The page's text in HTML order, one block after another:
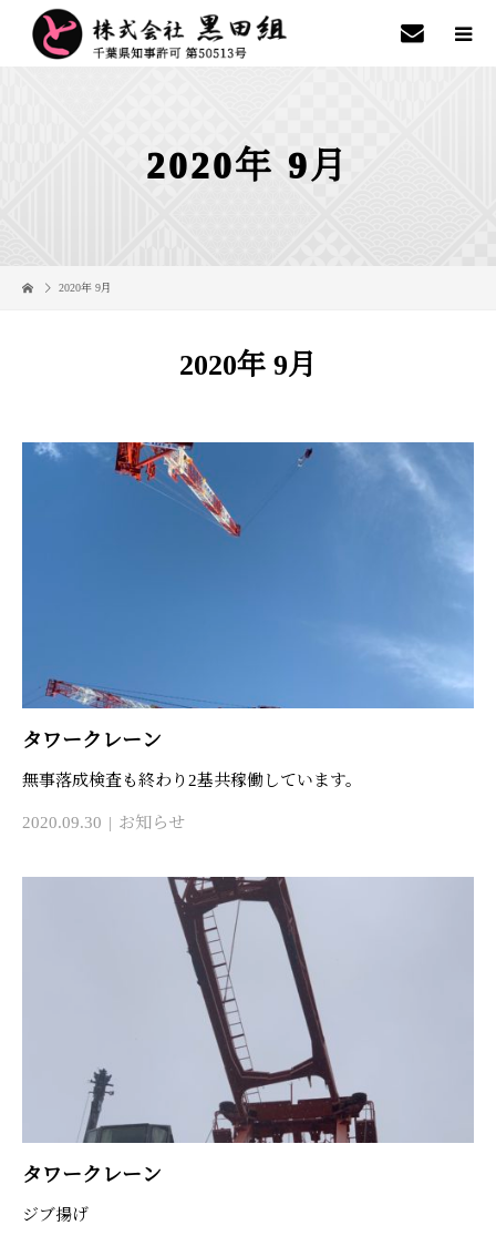
2020年 9月
2020年 9月
2020年 9月
タワークレーン
無事落成検査も終わり2基共稼働しています。
2020.09.30 お知らせ
タワークレーン
ジブ揚げ